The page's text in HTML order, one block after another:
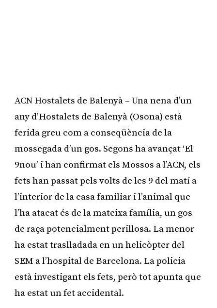
ACN Hostalets de Balenyà – Una nena d’un
any d’Hostalets de Balenyà (Osona) està
ferida greu com a conseqüència de la
mossegada d’un gos. Segons ha avançat ‘El
9nou’ i han confirmat els Mossos a l’ACN, els
fets han passat pels volts de les 9 del matí a
l’interior de la casa familiar i l’animal que
l’ha atacat és de la mateixa família, un gos
de raça potencialment perillosa. La menor
ha estat traslladada en un helicòpter del
SEM a l’hospital de Barcelona. La policia
està investigant els fets, però tot apunta que
ha estat un fet accidental.